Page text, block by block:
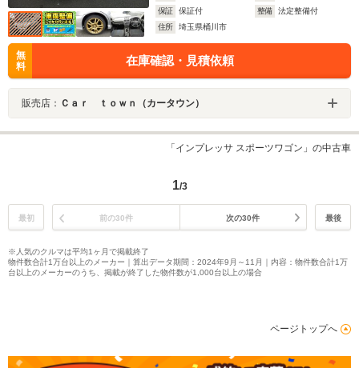
保証
保証付 整備
法定整備付
住所
埼玉県桶川市
無
料
在庫確認・見積依頼
販売店： Ｃａｒ ｔｏｗｎ（カータウン）
「インプレッサ スポーツワゴン」の中古車
1/3
最初 前の30件 次の30件 最後
※人気のクルマは平均1ヶ月で掲載終了
物件数合計1万台以上のメーカー｜算出データ期間：2024年9月～11月｜内容：物件数合計1万
台以上のメーカーのうち、掲載が終了した物件数が1,000台以上の場合
ページトップへ